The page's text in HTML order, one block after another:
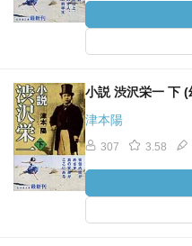
の向かう方向と自分の行き
くってのはそういう意識
のかなと思います。
いやー、信長って勉強にな
でも、単に歴史の教科書を
いうとこまで自分の落とし
う意味じゃ、この津本陽さ
作」って定評のある理由も
版。その頃の俺はこの本
小説 渋沢栄一 下 (
津本陽
307 3.58